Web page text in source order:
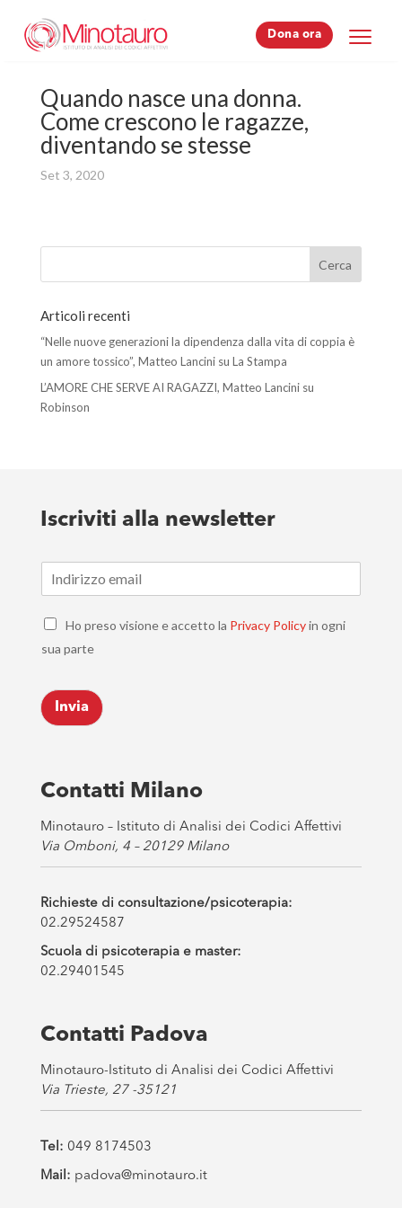
Dona ora
Dona ora
Quando nasce una donna.
Come crescono le ragazze,
diventando se stesse
Set 3, 2020
Articoli recenti
“Nelle nuove generazioni la dipendenza dalla vita di coppia è
un amore tossico”, Matteo Lancini su La Stampa
L’AMORE CHE SERVE AI RAGAZZI, Matteo Lancini su
Robinson
Iscriviti alla newsletter
m
*
C
e
k
b
o
s
*
Ho preso visione e accetto la Privacy Policyin ogni
sua parte
Invia
Contatti Milano
Minotauro – Istituto di Analisi dei Codici Affettivi
Via Omboni, 4 – 20129 Milano
Richieste di consultazione/psicoterapia:
02.29524587
Scuola di psicoterapia e master:
02.29401545
Contatti Padova
Minotauro-Istituto di Analisi dei Codici Affettivi
Via Trieste, 27 -35121
Tel: 049 8174503
Mail: padova@minotauro.it